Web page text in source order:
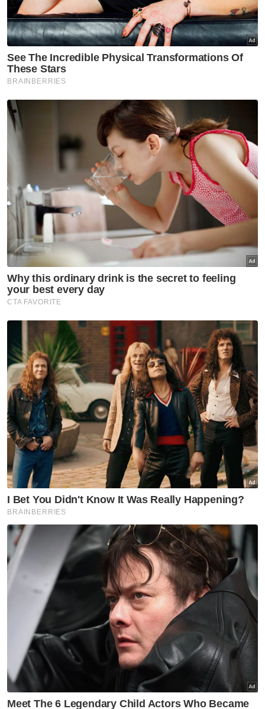
Muat turun aplikasi Sinar Harian.Klik di sini!
DBKL
Palang Keselamatan
Persatuan Penduduk
Artikel Disyorkan
Selangor KL
Empat dekad menjinak ikan
Selangor KL
'Speaker tentukan status
kerusi DUN selepas semakan' -
Amirudin
Selangor KL
Peruntukan Sukma dedah
kepincangan pentadbiran
Kerajaan Madani - Pemuda Pas
Selangor
Selangor KL
Selepas 8 bulan percuma,
kutipan Plaza Tol Eco Grandeur